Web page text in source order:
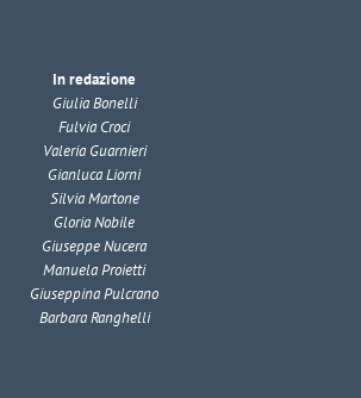
In redazione
Giulia Bonelli
Fulvia Croci
Valeria Guarnieri
Gianluca Liorni
Silvia Martone
Gloria Nobile
Giuseppe Nucera
Manuela Proietti
Giuseppina Pulcrano
Barbara Ranghelli